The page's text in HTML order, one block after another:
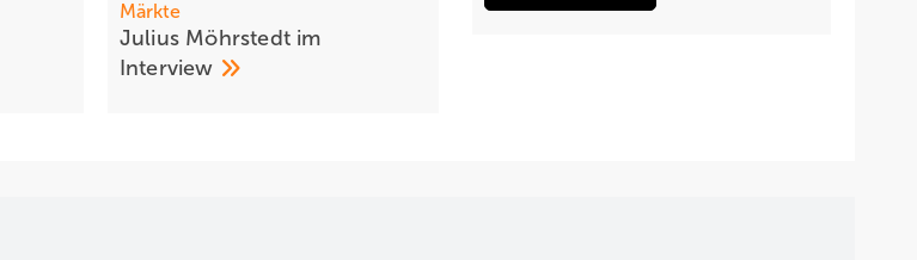
Märkte
Julius Möhrstedt im
Interview